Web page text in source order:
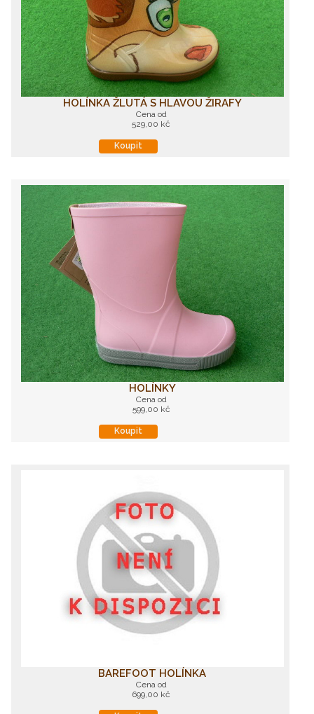
HOLÍNKA ŽLUTÁ S HLAVOU ŽIRAFY
Cena od
529,00 kč
Koupit
HOLÍNKY
Cena od
599,00 kč
Koupit
BAREFOOT HOLÍNKA
Cena od
699,00 kč